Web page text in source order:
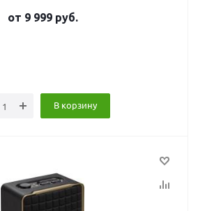
от 9 999руб.
В корзину